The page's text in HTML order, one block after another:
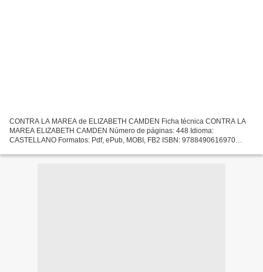
CONTRA LA MAREA de ELIZABETH CAMDEN Ficha técnica CONTRA LA
MAREA ELIZABETH CAMDEN Número de páginas: 448 Idioma:
CASTELLANO Formatos: Pdf, ePub, MOBI, FB2 ISBN: 9788490616970
el...